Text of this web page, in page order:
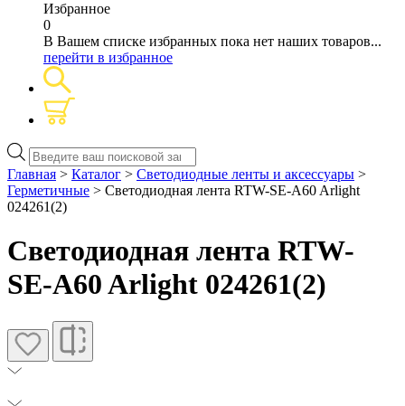
Избранное
0
В Вашем списке избранных пока нет наших товаров...
перейти в избранное
Поиск
товаров
Главная > Каталог > Светодиодные ленты и аксессуары >
Герметичные > Светодиодная лента RTW-SE-A60 Arlight
024261(2)
Светодиодная лента RTW-
SE-A60 Arlight 024261(2)